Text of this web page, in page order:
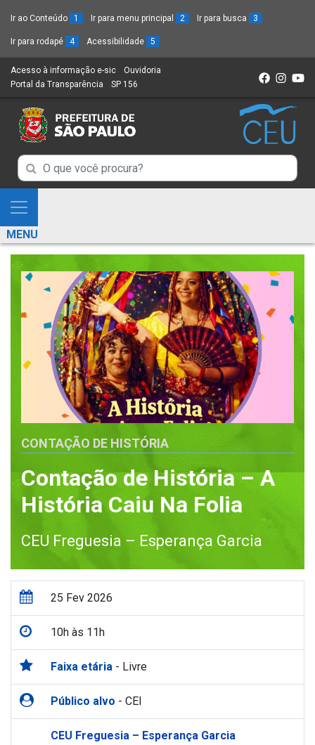
Ir ao Conteúdo 1 Ir para menu principal 2 Ir para busca 3
Ir para rodapé 4 Acessibilidade 5
Acesso à informação e-sic (Link
para
novo
sítio)
Ouvidoria
Portal da Transparência (Link
um
novo
SP 156
Campo
de
Busca
de
informações
Campo
de
de
informações
Mostra
e
Esconde
Menu
MENU
CONTAÇÃO DE HISTÓRIA
Contação de História – A
História Caiu Na Folia
CEU Freguesia – Esperança Garcia
25 Fev 2026
10h às 11h
Faixa etária - Livre
Público alvo - CEI
CEU Freguesia – Esperança Garcia